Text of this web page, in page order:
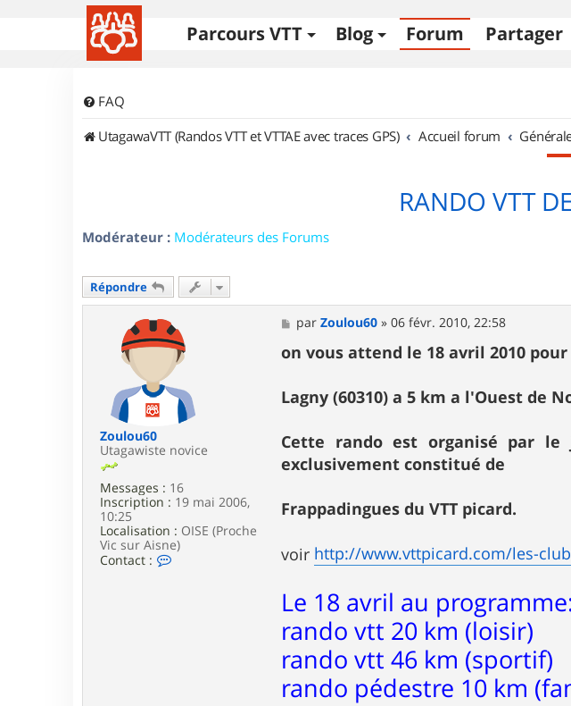
Parcours VTT Blog Forum Partager
FAQ
UtagawaVTT (Randos VTT et VTTAE avec traces GPS)
Accueil forum
RANDO VTT
Modérateur : Modérateurs des Forums
Répondre
Zoulou60
Utagawiste novice
Messages : 16
Inscription : 19 mai 2006,
10:25
Localisation : OISE (Proche
Vic sur Aisne)
Contact :
M
e
s
s
g
e
parZoulou60 »06 févr. 2010, 22:58
on vous attend le 18 avril 2010
Lagny (60310) a 5 km a l'Ouest de
Cette rando est organisé par le
exclusivement constitué de
Frappadingues du VTT picard.
voir http://www.vttpicard.com/les-
Le 18 avril au
rando vtt 20 km (loisir)
rando vtt 46 km (sportif)
rando pédestre 10 km